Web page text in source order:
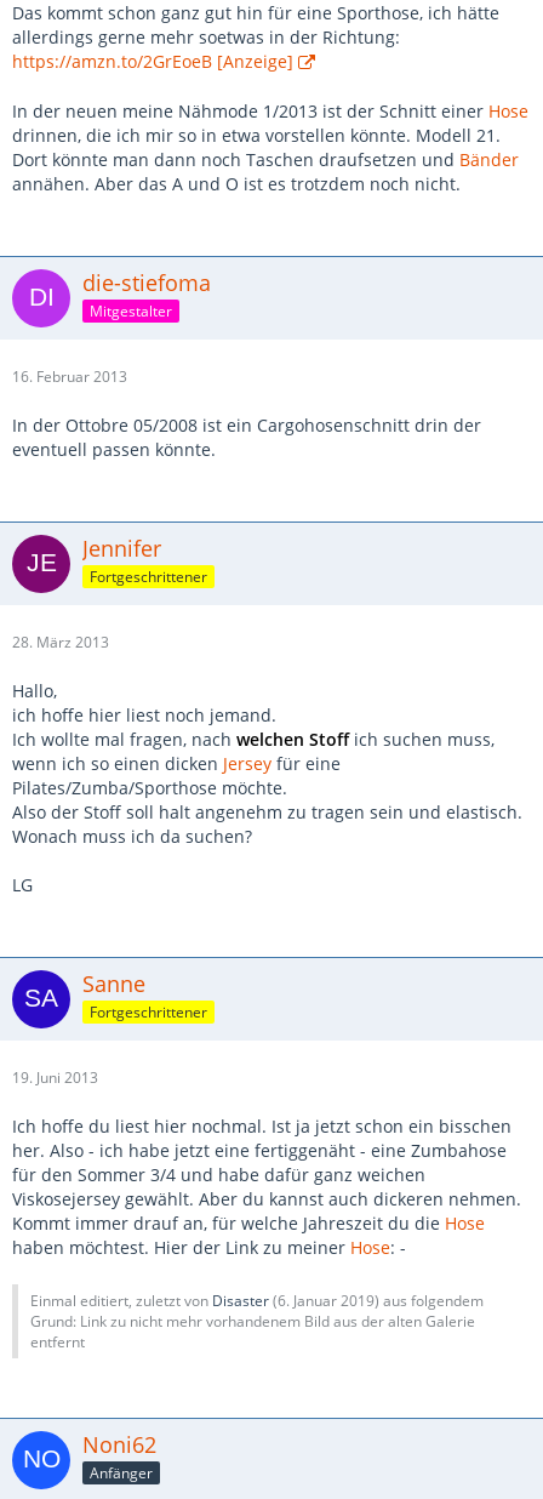
Das kommt schon ganz gut hin für eine Sporthose, ich hätte
allerdings gerne mehr soetwas in der Richtung:
https://amzn.to/2GrEoeB [Anzeige]
In der neuen meine Nähmode 1/2013 ist der Schnitt einer Hose
drinnen, die ich mir so in etwa vorstellen könnte. Modell 21.
Dort könnte man dann noch Taschen draufsetzen und Bänder
annähen. Aber das A und O ist es trotzdem noch nicht.
die-stiefoma
Mitgestalter
16. Februar 2013
In der Ottobre 05/2008 ist ein Cargohosenschnitt drin der
eventuell passen könnte.
Jennifer
Fortgeschrittener
28. März 2013
Hallo,
ich hoffe hier liest noch jemand.
Ich wollte mal fragen, nach welchen Stoff ich suchen muss,
wenn ich so einen dicken Jersey für eine
Pilates/Zumba/Sporthose möchte.
Also der Stoff soll halt angenehm zu tragen sein und elastisch.
Wonach muss ich da suchen?
LG
Sanne
Fortgeschrittener
19. Juni 2013
Ich hoffe du liest hier nochmal. Ist ja jetzt schon ein bisschen
her. Also - ich habe jetzt eine fertiggenäht - eine Zumbahose
für den Sommer 3/4 und habe dafür ganz weichen
Viskosejersey gewählt. Aber du kannst auch dickeren nehmen.
Kommt immer drauf an, für welche Jahreszeit du die Hose
haben möchtest. Hier der Link zu meiner Hose: -
Einmal editiert, zuletzt von Disaster(6. Januar 2019) aus folgendem
Grund: Link zu nicht mehr vorhandenem Bild aus der alten Galerie
entfernt
Noni62
Anfänger